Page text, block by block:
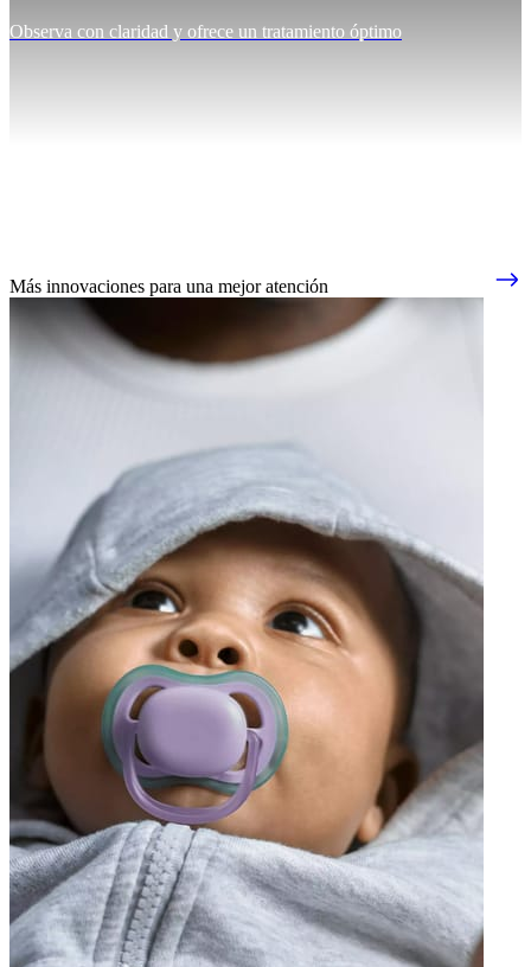
Observa con claridad y ofrece un tratamiento óptimo
Más innovaciones para una mejor atención